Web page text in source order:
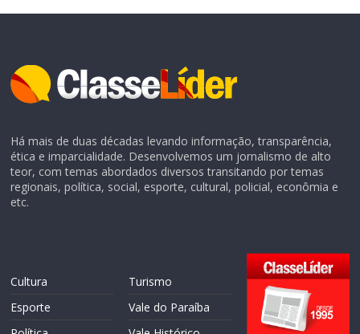
Há mais de duas décadas levando informação, transparência,
ética e imparcialidade. Desenvolvemos um jornalismo de alto
teor, com temas abordados diversos transitando por temas
regionais, política, social, esporte, cultural, policial, econômia e
etc.
Cultura
Esporte
Turismo
Vale do Paraíba